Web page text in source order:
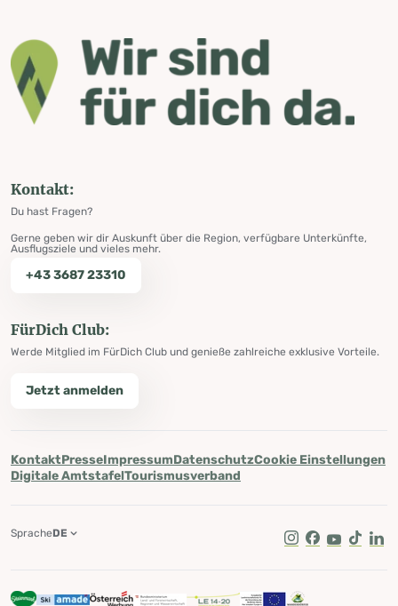
Kontakt:
Du hast Fragen?
Gerne geben wir dir Auskunft über die Region, verfügbare Unterkünfte,
Ausflugsziele und vieles mehr.
+43 3687 23310
FürDich Club:
Werde Mitglied im FürDich Club und genieße zahlreiche exklusive Vorteile.
Jetzt anmelden
KontaktPresseImpressumDatenschutzCookie Einstellungen
Digitale AmtstafelTourismusverband
Instagram
Facebook
Youtube
Tik Tok
SpracheDE